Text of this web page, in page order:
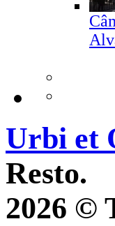
Urbi et
Resto.
2026 ©